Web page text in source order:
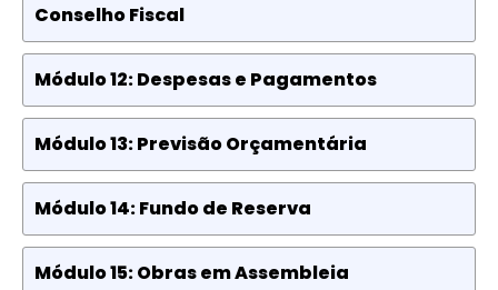
Conselho Fiscal
Módulo 12: Despesas e Pagamentos
Módulo 13: Previsão Orçamentária
Módulo 14: Fundo de Reserva
Módulo 15: Obras em Assembleia